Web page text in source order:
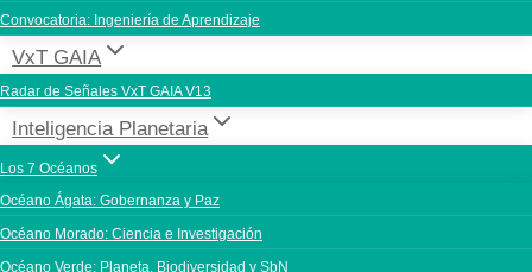
Convocatoria: Ingeniería de Aprendizaje
VxT GAIA
Radar de Señales VxT GAIA V13
Inteligencia Planetaria
Los 7 Océanos
Océano Ágata: Gobernanza y Paz
Océano Morado: Ciencia e Investigación
Océano Verde: Planeta, Biodiversidad y SbN